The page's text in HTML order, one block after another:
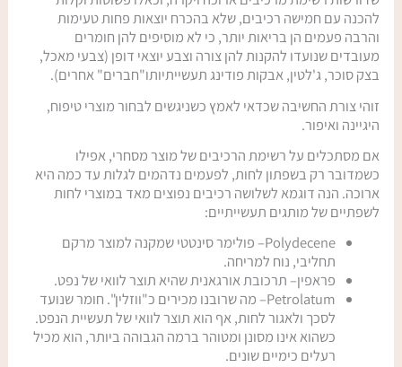
להכנה עם חמישה רכיבים, שלא בהכרח יוצאות פחות טעימות
והרבה פעמים הן בריאות יותר, כי לא מוסיפים להן חומרים
מעובדים שנועדו להקנות להן צורה וצבע יוצאי דופן (צבעי מאכל,
בצק סוכר, ג'לטין, אבקות פודינג תעשייתיותו"חברים" אחרים).
זוהי צורת החשיבה שכדאי לאמץ כשניגשים לבחור מוצרי טיפוח,
היגיינה ואיפור.
אם מסתכלים על רשימת הרכיבים של מוצר מסחרי, אפילו
כשמדובר רק בשפתון לחות, לפעמים נדהמים לגלות עד כמה היא
ארוכה. הנה דוגמא לשלושה רכיבים נפוצים מאד במוצרי לחות
לשפתיים של מותגים תעשייתיים:
Polydecene– פולימר סינטטי שמקנה למוצר מרקם
תחליבי, נוח למריחה.
פראפין– תרכובת אורגאנית שהיא תוצר לוואי של נפט.
Petrolatum– מה שרובנו מכירים כ"ווזלין". חומר שנועד
לסכך ולאגור לחות, אף הוא תוצר לוואי של תעשיית הנפט.
כשהוא אינו מסונן ומטוהר ברמה הגבוהה ביותר, הוא מכיל
רעלים כימיים שונים.